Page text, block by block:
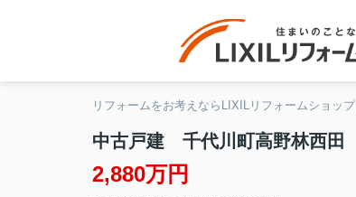
リフォームをお考えならLIXILリフォームショップ
中古戸建 千代川町高野林西田
2,880万円